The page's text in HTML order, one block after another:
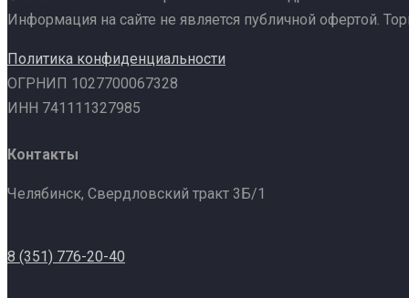
Информация на сайте не является публичной офертой.
Политика конфиденциальности
ОГРНИП 1027700067328
ИНН 741111327985
Контакты
Челябинск, Свердловский тракт 3Б/1
8 (351) 776-20-40